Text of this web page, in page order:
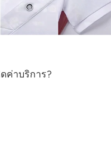
ค่าบริการ?